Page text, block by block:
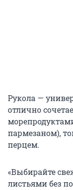
Рукола —
отлично
пармезаном),
перцем.
«Выбирайте
листьями без